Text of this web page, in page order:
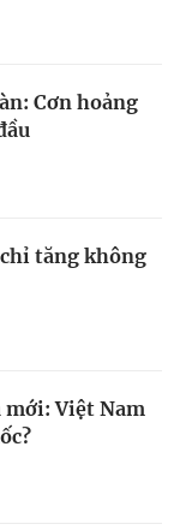
Cơn hoảng
tăng không
mới: Việt Nam